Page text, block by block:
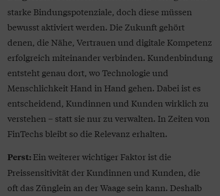
starke Bindungspotenziale, doch diese müssen
bewusst aktiviert werden. Die Zukunft gehört
denen, die Nähe, Vertrauen und digitale Kompetenz
erfolgreich miteinander verbinden. Kundenbindung
entsteht genau dort, wo Technologie und
Menschlichkeit Hand in Hand gehen. Dabei ist es
entscheidend, Kundinnen und Kunden wirklich zu
verstehen – statt sie nur zu verwalten. In Zeiten von
FinTechs bleibt so die Relevanz erhalten.
Perst:Ein weiterer wichtiger Faktor ist die
Preissensitivität der Kundinnen und Kunden, die
oft das Zünglein an der Waage sein kann. Deshalb